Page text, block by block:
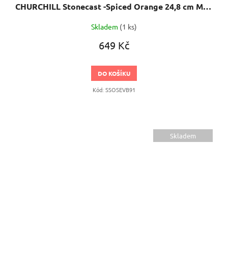
CHURCHILL Stonecast -Spiced Orange 24,8 cm Mísa coupe, ručně zdobená
Skladem (1 ks)
649 Kč
DO KOŠÍKU
Kód: SSOSEVB91
Skladem